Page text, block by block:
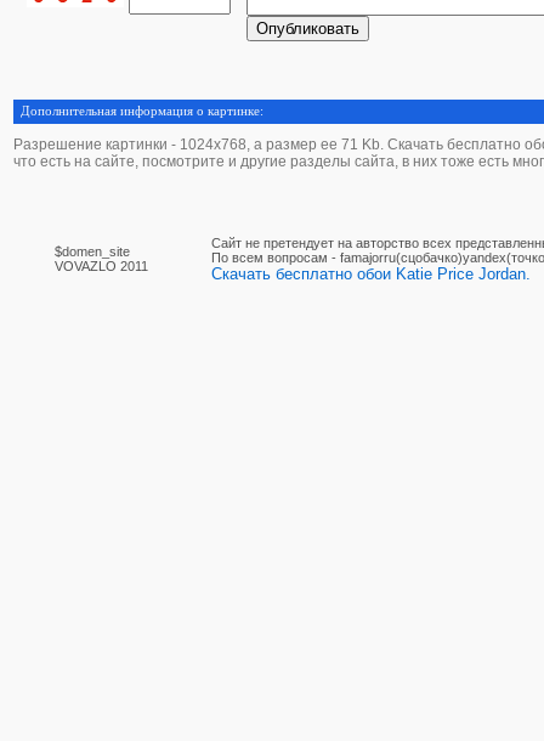
Дополнительная информация о картинке:
Разрешение картинки - 1024х768, а размер ее 71 Kb. Скачать бесплатно
что есть на сайте, посмотрите и другие разделы сайта, в них тоже есть
$domen_site
VOVAZLO 2011
Сайт не претендует на авторство всех
По вcем вопросам -
Скачать бесплатно обои Katie Price Jordan.